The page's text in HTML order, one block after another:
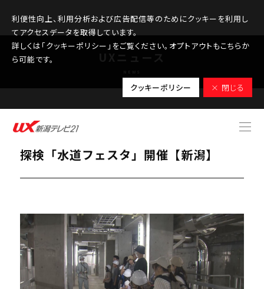
利便性向上、利用分析および広告配信等のためにクッキーを利用し
てアクセスデータを取得しています。
詳しくは「クッキーポリシー」をご覧ください。オプトアウトもこちらか
ら可能です。
クッキーポリシー × 閉じる
2026.06.06
きれいな水はどうやって届く？浄水場を
探検「水道フェスタ」開催【新潟】